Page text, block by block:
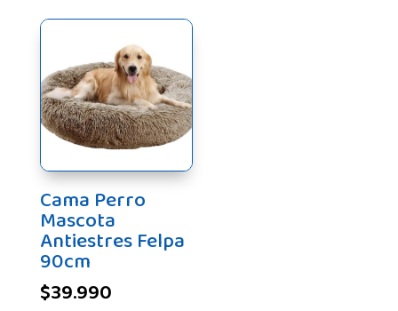
Cama Perro
Mascota
Antiestres Felpa
90cm
$39.990